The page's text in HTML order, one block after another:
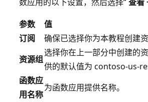
参数
值
订阅
确保已选择你为本教程创建
资源组
选择你在上一部分中创建的
供的默认值为 contoso-us-
函数应
用名称
为函数应用提供名称。